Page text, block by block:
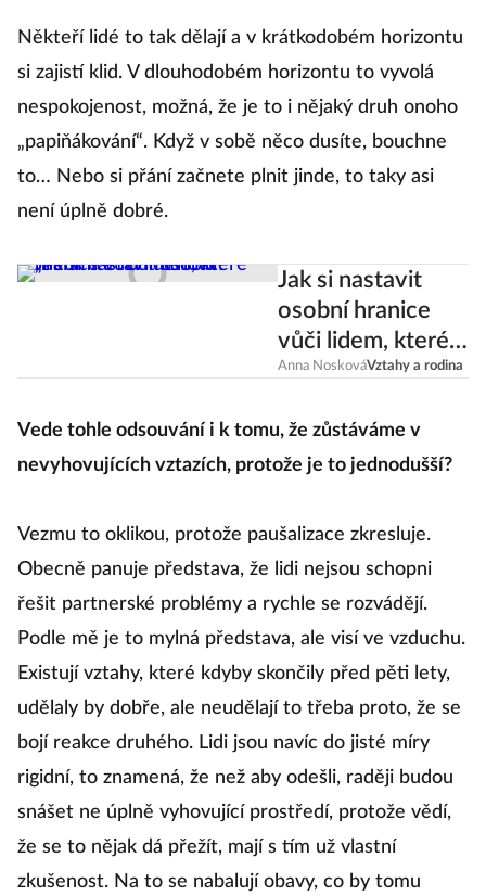
Někteří lidé to tak dělají a v krátkodobém horizontu
si zajistí klid. V dlouhodobém horizontu to vyvolá
nespokojenost, možná, že je to i nějaký druh onoho
„papiňákování“. Když v sobě něco dusíte, bouchne
to… Nebo si přání začnete plnit jinde, to taky asi
není úplně dobré.
Jak si nastavit
osobní hranice
vůči lidem, které
„neumíte“
Anna NoskováVztahy a rodina
Vede tohle odsouvání i k tomu, že zůstáváme v
nevyhovujících vztazích, protože je to jednodušší?
Vezmu to oklikou, protože paušalizace zkresluje.
Obecně panuje představa, že lidi nejsou schopni
řešit partnerské problémy a rychle se rozvádějí.
Podle mě je to mylná představa, ale visí ve vzduchu.
Existují vztahy, které kdyby skončily před pěti lety,
udělaly by dobře, ale neudělají to třeba proto, že se
bojí reakce druhého. Lidi jsou navíc do jisté míry
rigidní, to znamená, že než aby odešli, raději budou
snášet ne úplně vyhovující prostředí, protože vědí,
že se to nějak dá přežít, mají s tím už vlastní
zkušenost. Na to se nabalují obavy, co by tomu